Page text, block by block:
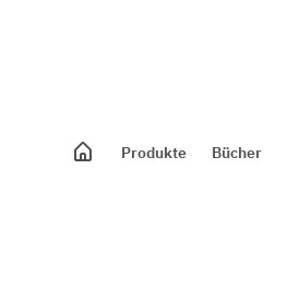
Produkte Bücher